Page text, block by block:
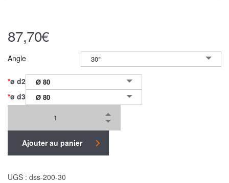
87,70€
Angle 30°
*ø d2 Ø 80
*ø d3 Ø 80
Ajouter au panier
UGS : dss-200-30